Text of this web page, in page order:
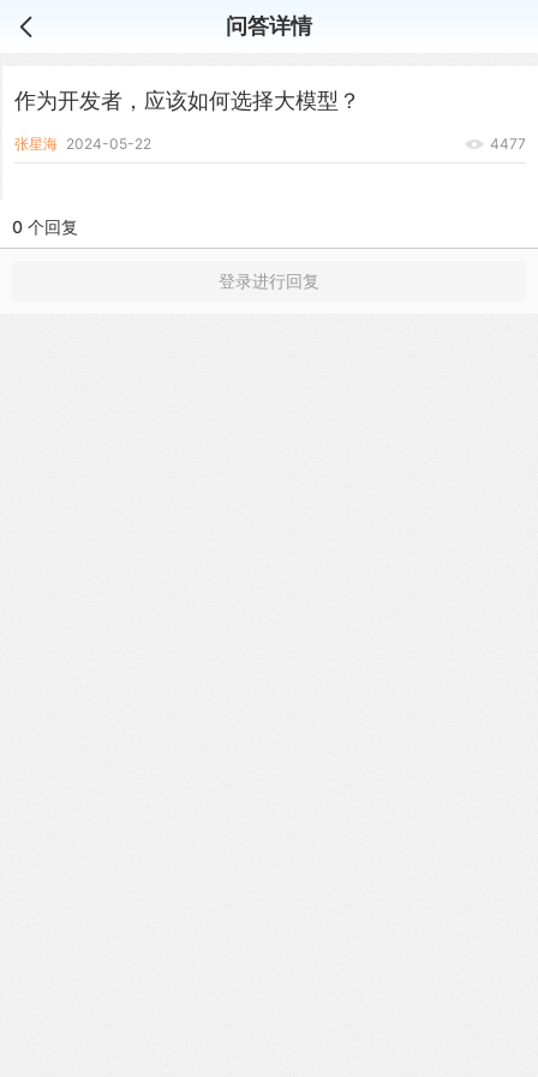
问答详情
作为开发者，应该如何选择大模型？
张星海 2024-05-22 4477
0 个回复
登录进行回复